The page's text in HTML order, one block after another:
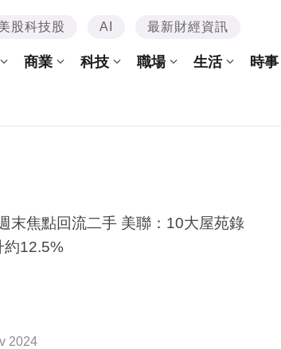
股科技股 AI 最新財經資訊
商業 科技 職場 生活 時事
流二手 美聯：10大屋苑錄
週升約12.5%
2024